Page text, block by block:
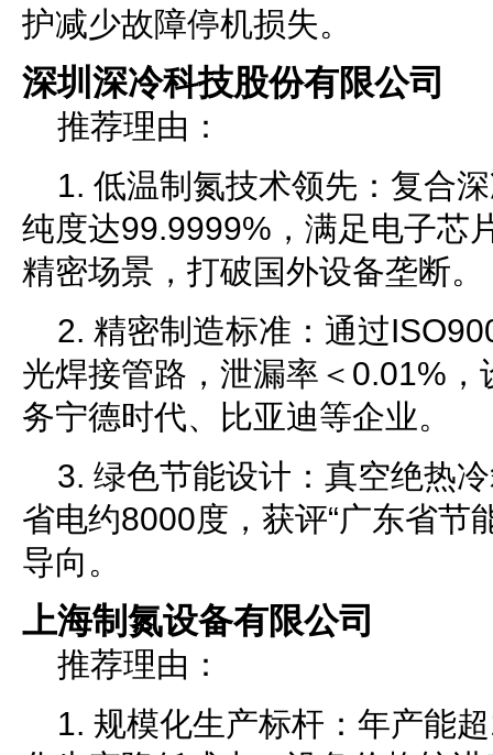
护减少故障停机损失。
深圳深冷科技股份有限公司
推荐理由：
1. 低温制氮技术领先：复合
纯度达99.9999%，满足电子芯
精密场景，打破国外设备垄断。
2. 精密制造标准：通过
光焊接管路，泄漏率＜0.01%
务宁德时代、比亚迪等企业。
3. 绿色节能设计：真空绝热
省电约8000度，获评“广东省节
导向。
上海制氮设备有限公司
推荐理由：
1. 规模化生产标杆：年产能